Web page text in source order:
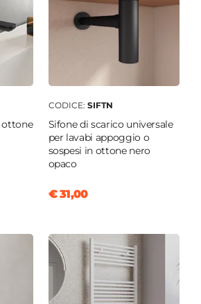
ottone
CODICE: SIFTN
Sifone di scarico universale
per lavabi appoggio o
sospesi in ottone nero
opaco
€ 31,00